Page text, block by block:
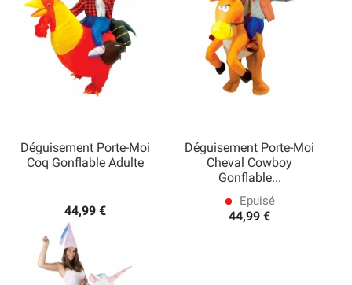
Déguisement Porte-Moi
Coq Gonflable Adulte
44,99 €
Déguisement Porte-Moi
Cheval Cowboy
Gonflable...
lens Epuisé
44,99 €